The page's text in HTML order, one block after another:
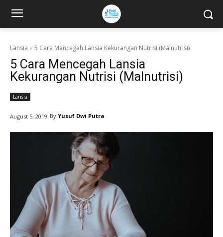
Lansia 5 Cara Mencegah Lansia Kekurangan Nutrisi (Malnutrisi)
5 Cara Mencegah Lansia
Kekurangan Nutrisi (Malnutrisi)
Lansia
August 5, 2019 By Yusuf Dwi Putra